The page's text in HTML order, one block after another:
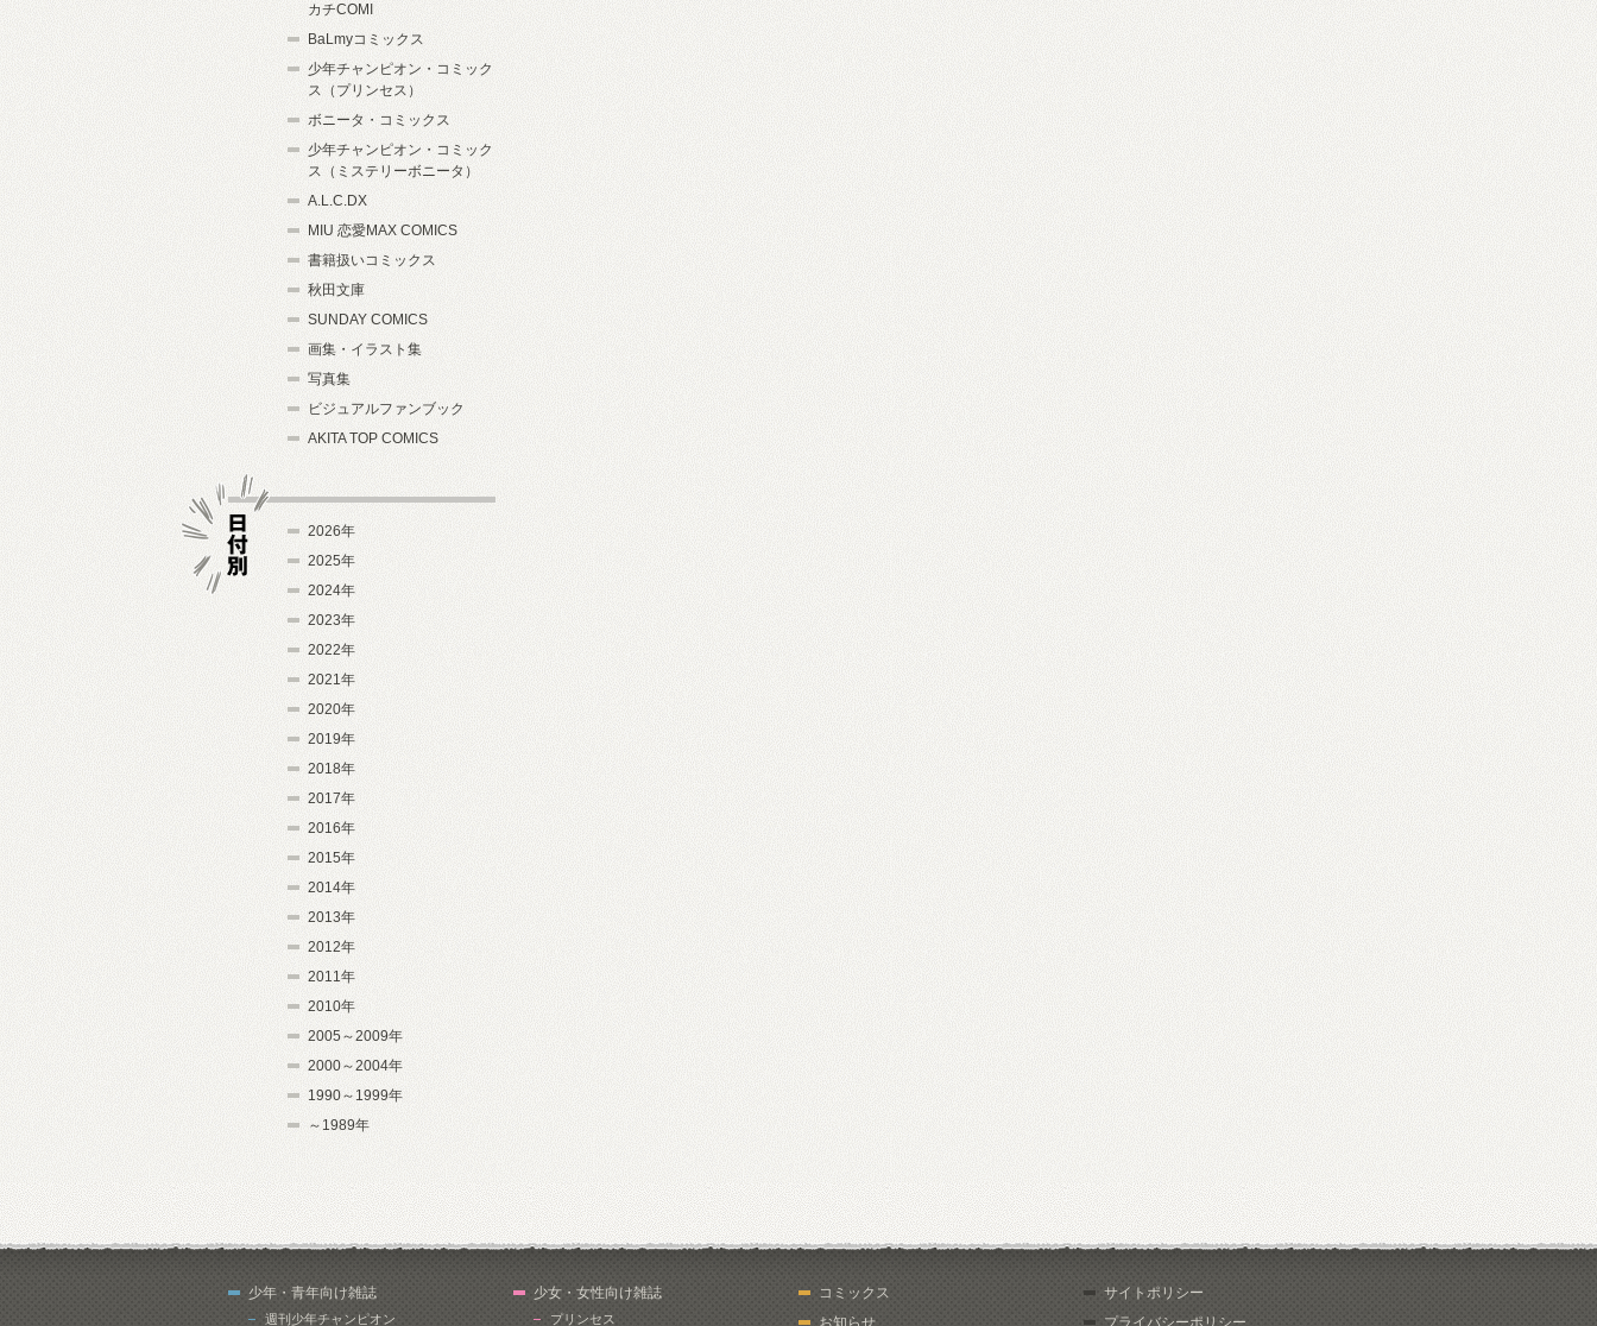
カチCOMI
BaLmyコミックス
少年チャンピオン・コミック
ス（プリンセス）
ボニータ・コミックス
少年チャンピオン・コミック
ス（ミステリーボニータ）
A.L.C.DX
MIU 恋愛MAX COMICS
書籍扱いコミックス
秋田文庫
SUNDAY COMICS
画集・イラスト集
写真集
ビジュアルファンブック
AKITA TOP COMICS
2026年
2025年
2024年
2023年
2022年
2021年
2020年
2019年
2018年
2017年
2016年
2015年
2014年
2013年
2012年
2011年
2010年
2005～2009年
2000～2004年
1990～1999年
～1989年
少年・青年向け雑誌
週刊少年チャンピオン
少女・女性向け雑誌
プリンセス
コミックス
お知らせ
サイトポリシー
プライバシーポリシー